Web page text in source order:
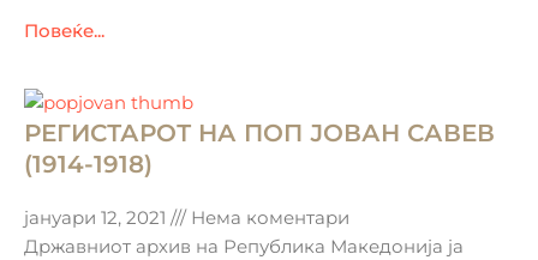
Повеќе...
РЕГИСТАРОТ НА ПОП ЈОВАН САВЕВ
(1914-1918)
јануари 12, 2021
Нема коментари
Државниот архив на Република Македонија ја